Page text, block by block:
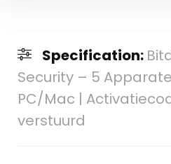
Specification:
Security – 5
PC/Mac |
verstuurd